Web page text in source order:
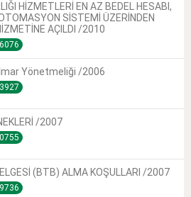
HİZMETLERİ EN AZ BEDEL HESABI,
SİSTEMİ ÜZERİNDEN
AÇILDI /2010
Yönetmeliği /2006
/2007
(BTB) ALMA KOŞULLARI /2007